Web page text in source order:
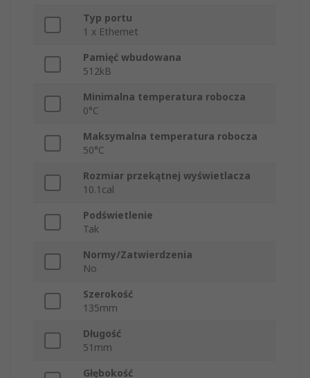
Typ portu
1 x Ethernet
Pamięć wbudowana
512kB
Minimalna temperatura robocza
0°C
Maksymalna temperatura robocza
50°C
Rozmiar przekątnej wyświetlacza
10.1cal
Podświetlenie
Tak
Normy/Zatwierdzenia
No
Szerokość
135mm
Długość
51mm
Głębokość